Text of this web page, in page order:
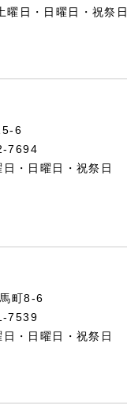
日・日曜日・祝祭日
6
7694
・日曜日・祝祭日
町8-6
7539
・日曜日・祝祭日